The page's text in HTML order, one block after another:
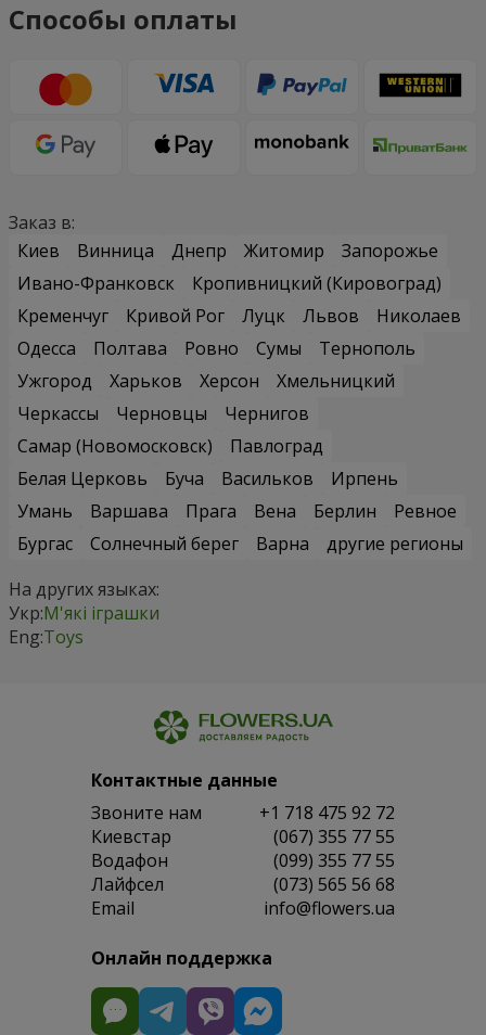
Способы оплаты
Заказ в:
Киев
Винница Днепр Житомир
Запорожье
Ивано-Франковск
Кропивницкий (Кировоград)
Кременчуг
Кривой Рог Луцк Львов
Николаев
Одесса
Полтава Ровно Сумы
Тернополь
Ужгород
Харьков Херсон
Хмельницкий
Черкассы
Черновцы
Чернигов
Самар (Новомосковск)
Павлоград
Белая Церковь
Буча Васильков
Ирпень
Умань
Варшава Прага Вена Берлин
Ревное
Бургас
Солнечный берег Варна
другие регионы
На других языках:
Укр:М'які іграшки
Eng:Toys
Контактные данные
Звоните нам
+1 718 475 92 72
Киевстар
(067) 355 77 55
Водафон
(099) 355 77 55
Лайфсел
(073) 565 56 68
Email
info@flowers.ua
Онлайн поддержка